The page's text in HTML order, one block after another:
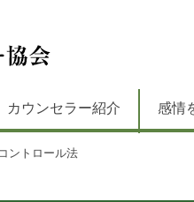
カウンセラー紹介 感情
ントロール法